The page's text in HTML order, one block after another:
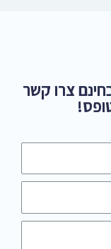
צרו קשר